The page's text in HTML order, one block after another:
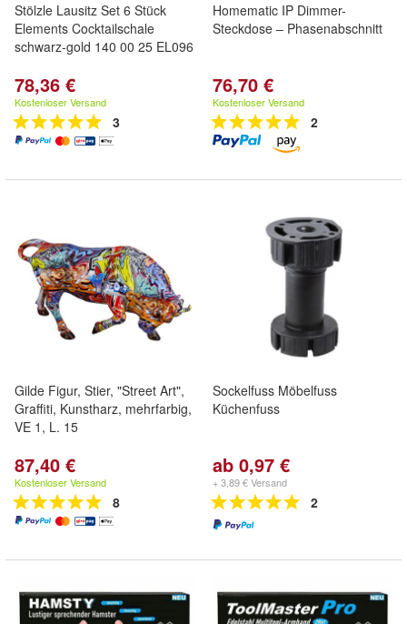
Stölzle Lausitz Set 6 Stück
Elements Cocktailschale
schwarz-gold 140 00 25 EL096
78,36 €
Kostenloser Versand
3
Homematic IP Dimmer-
Steckdose – Phasenabschnitt
76,70 €
Kostenloser Versand
2
Gilde Figur, Stier, "Street Art",
Graffiti, Kunstharz, mehrfarbig,
VE 1, L. 15
87,40 €
Kostenloser Versand
8
Sockelfuss Möbelfuss
Küchenfuss
ab 0,97 €
+ 3,89 € Versand
2